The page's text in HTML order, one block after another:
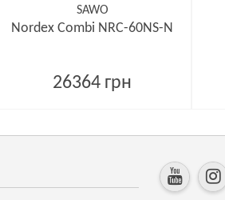
SAWO
Nordex Combi NRC-60NS-N
26364 грн